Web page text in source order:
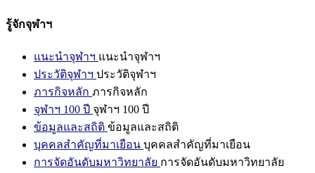
รู้จักจุฬาฯ
แนะนำจุฬาฯ แนะนำจุฬาฯ
ประวัติจุฬาฯ ประวัติจุฬาฯ
ภารกิจหลัก ภารกิจหลัก
จุฬาฯ 100 ปี จุฬาฯ 100 ปี
ข้อมูลและสถิติ ข้อมูลและสถิติ
บุคคลสำคัญที่มาเยือน บุคคลสำคัญที่มาเยือน
การจัดอันดับมหาวิทยาลัย การจัดอันดับมหาวิทยาลัย